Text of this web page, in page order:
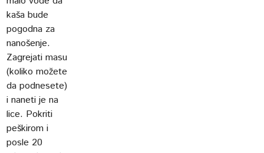
kaša bude
pogodna za
nanošenje.
Zagrejati masu
(koliko možete
da podnesete)
i naneti je na
lice. Pokriti
peškirom i
posle 20